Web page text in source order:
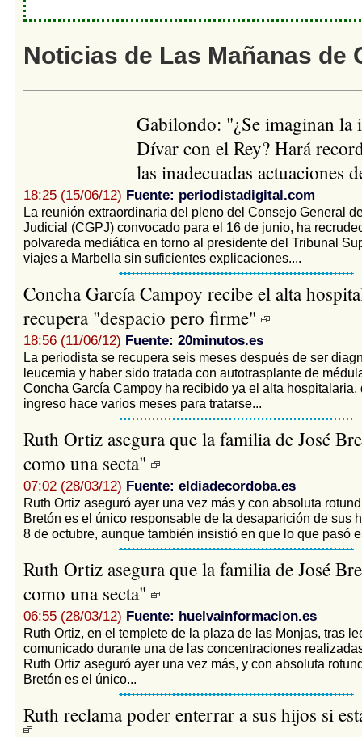
Noticias de Las Mañanas de
Gabilondo: "¿Se imaginan la
Dívar con el Rey? Hará
las inadecuadas actuaciones
18:25 (15/06/12) Fuente: periodistadigital.com
La reunión extraordinaria del pleno del Consejo General
Judicial (CGPJ) convocado para el 16 de junio, ha
polvareda mediática en torno al presidente del Tribunal
viajes a Marbella sin suficientes explicaciones....
Concha García Campoy recibe el alta
recupera "despacio pero firme"
18:56 (11/06/12) Fuente: 20minutos.es
La periodista se recupera seis meses después de ser
leucemia y haber sido tratada con autotrasplante de
Concha García Campoy ha recibido ya el alta hospitalaria,
ingreso hace varios meses para tratarse...
Ruth Ortiz asegura que la familia de José
como una secta"
07:02 (28/03/12) Fuente: eldiadecordoba.es
Ruth Ortiz aseguró ayer una vez más y con absoluta
Bretón es el único responsable de la desaparición de sus
8 de octubre, aunque también insistió en que lo que pasó
Ruth Ortiz asegura que la familia de José
como una secta"
06:55 (28/03/12) Fuente: huelvainformacion.es
Ruth Ortiz, en el templete de la plaza de las Monjas, tras
comunicado durante una de las concentraciones
Ruth Ortiz aseguró ayer una vez más, y con absoluta
Bretón es el único...
Ruth reclama poder enterrar a sus hijos si